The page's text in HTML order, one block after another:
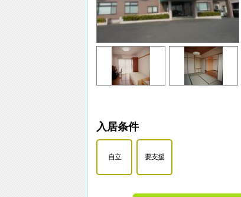
入居条件
自立 要支援